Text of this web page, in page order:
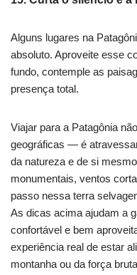
Alguns lugares na
absoluto. Aproveite esse
fundo, contemple as
presença total.
Viajar para a Patagônia
geográficas — é
da natureza e de si
monumentais, ventos
passo nessa terra
As dicas acima ajudam a
confortável e bem
experiência real de estar
montanha ou da força